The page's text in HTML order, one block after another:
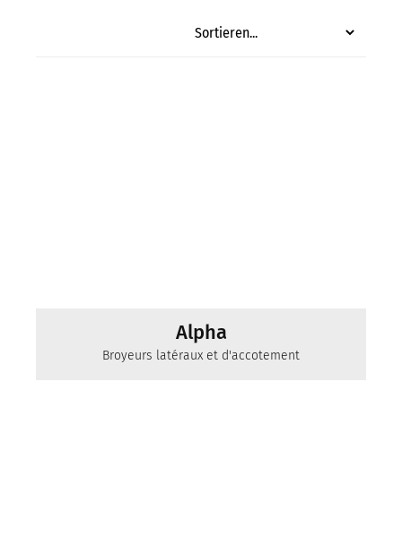
Alpha
Broyeurs latéraux et d'accotement